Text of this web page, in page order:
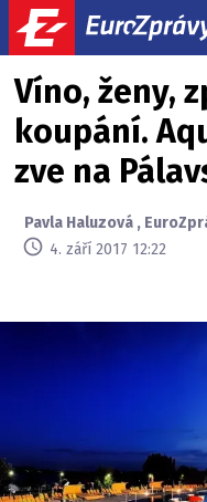
Víno, ženy,
koupání.
zve na
Pavla Haluzová ,
4. září 2017 12:22